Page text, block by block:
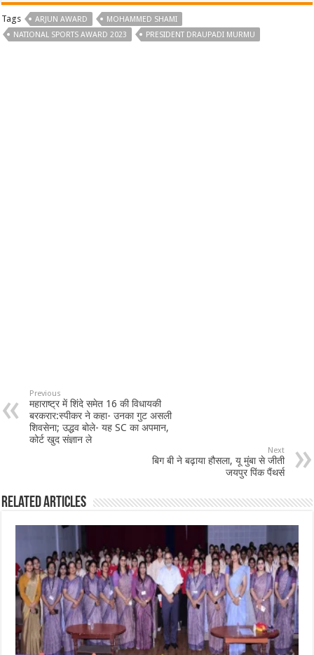
Tags ARJUN AWARD
MOHAMMED SHAMI
NATIONAL SPORTS AWARD 2023
PRESIDENT DRAUPADI MURMU
Previous
महाराष्ट्र में शिंदे समेत 16 की विधायकी
बरकरार:स्पीकर ने कहा- उनका गुट असली
शिवसेना; उद्धव बोले- यह SC का अपमान,
कोर्ट खुद संज्ञान ले
Next
बिग बी ने बढ़ाया हौसला, यू मुंबा से जीती
जयपुर पिंक पैंथर्स
Related Articles